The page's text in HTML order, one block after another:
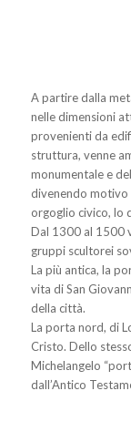
A partire dalla
nelle dimensioni
provenienti da
struttura, venne
monumentale e
divenendo
orgoglio civico, lo
Dal 1300 al 1500
gruppi scultorei
La più antica, la
vita di San
della città.
La porta nord, di
Cristo. Dello
Michelangelo
dall’Antico